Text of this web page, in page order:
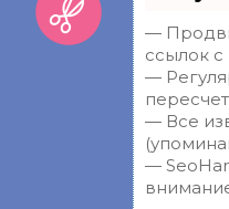
—
ссылок
—
— Все
—